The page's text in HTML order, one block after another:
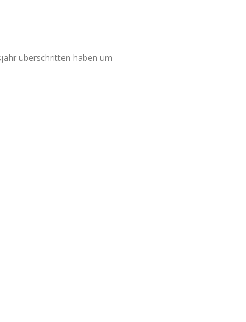
überschritten haben um